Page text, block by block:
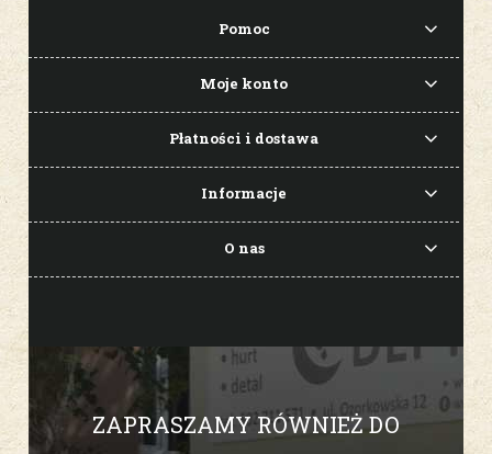
Pomoc
Moje konto
Płatności i dostawa
Informacje
O nas
ZAPRASZAMY RÓWNIEŻ DO